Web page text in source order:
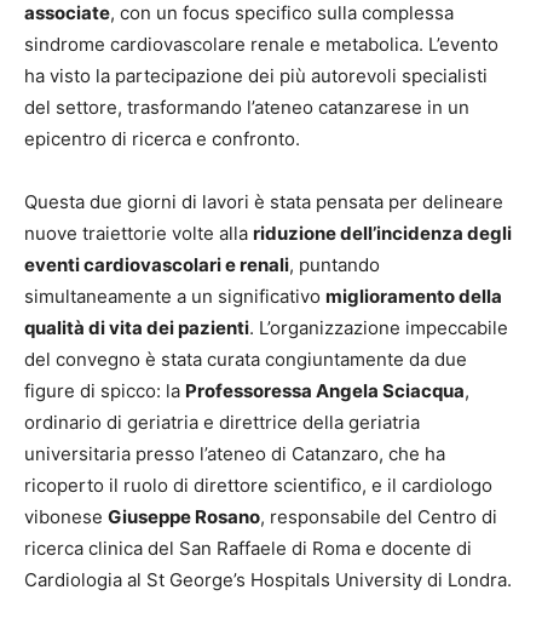
associate, con un focus specifico sulla complessa
sindrome cardiovascolare renale e metabolica. L’evento
ha visto la partecipazione dei più autorevoli specialisti
del settore, trasformando l’ateneo catanzarese in un
epicentro di ricerca e confronto.
Questa due giorni di lavori è stata pensata per delineare
nuove traiettorie volte alla riduzione dell’incidenza degli
eventi cardiovascolari e renali, puntando
simultaneamente a un significativo miglioramento della
qualità di vita dei pazienti. L’organizzazione impeccabile
del convegno è stata curata congiuntamente da due
figure di spicco: la Professoressa Angela Sciacqua,
ordinario di geriatria e direttrice della geriatria
universitaria presso l’ateneo di Catanzaro, che ha
ricoperto il ruolo di direttore scientifico, e il cardiologo
vibonese Giuseppe Rosano, responsabile del Centro di
ricerca clinica del San Raffaele di Roma e docente di
Cardiologia al St George’s Hospitals University di Londra.